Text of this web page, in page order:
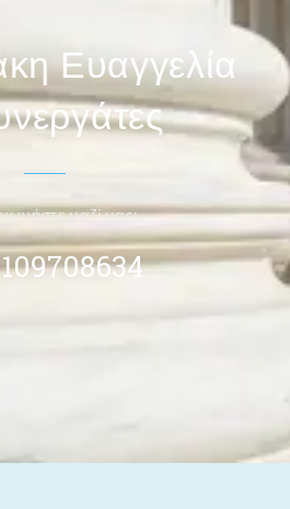
Ευαγγελία
μαζί μας: